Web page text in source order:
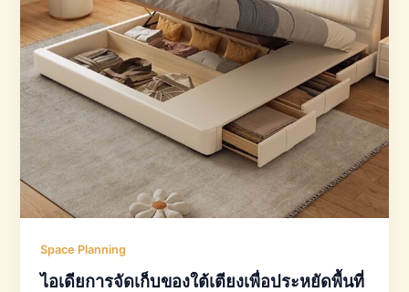
Space Planning
ไอเดียการจัดเก็บของใต้เตียงเพื่อประหยัดพื้นที่